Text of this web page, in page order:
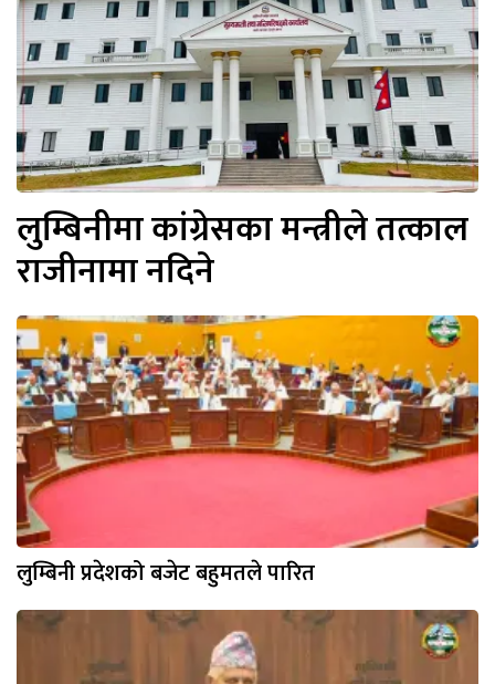
लुम्बिनीमा कांग्रेसका मन्त्रीले तत्काल
राजीनामा नदिने
लुम्बिनी प्रदेशको बजेट बहुमतले पारित